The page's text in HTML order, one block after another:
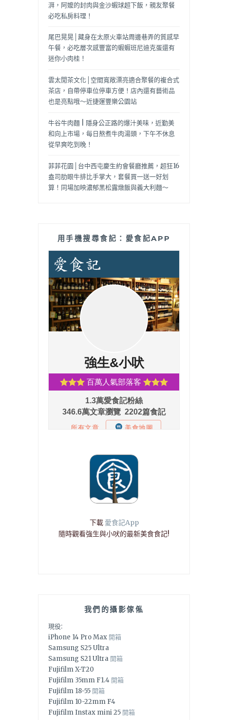
湃，阿嬤的封肉與金沙蝦球超下飯，親友聚餐
必吃私房料理！
尾巴晃晃│藏身在太原火車站周邊巷弄的質感早
午餐，必吃層次感豐富的蝦蝦班尼迪克蛋還有
迷你小肉桂！
雲太閒茶文化│空間寬敞漂亮適合聚餐的複合式
茶店，自帶停車位停車方便！店內還有藝術品
也是亮點哦～近捷運豐樂公園站
牛谷牛肉麵 | 隱身公正路的爆汁美味，近勤美
和向上市場，每日熬煮牛肉湯頭，下午不休息
從早爽吃到晚！
菲菲花園│台中西屯慶生約會餐廳推薦，超狂16
盎司肋眼牛排比手掌大，套餐買一送一好划
算！同場加映濃郁黑松露燉飯與義大利麵～
用手機搜尋食記：愛食記APP
下載 愛食記App
隨時觀看強生與小吠的最新美食食記!
我們的攝影傢俬
現役:
iPhone 14 Pro Max 開箱
Samsung S25 Ultra
Samsung S21 Ultra 開箱
Fujifilm X-T20
Fujifilm 35mm F1.4 開箱
Fujifilm 18-55 開箱
Fujifilm 10-22mm F4
Fujifilm Instax mini 25 開箱